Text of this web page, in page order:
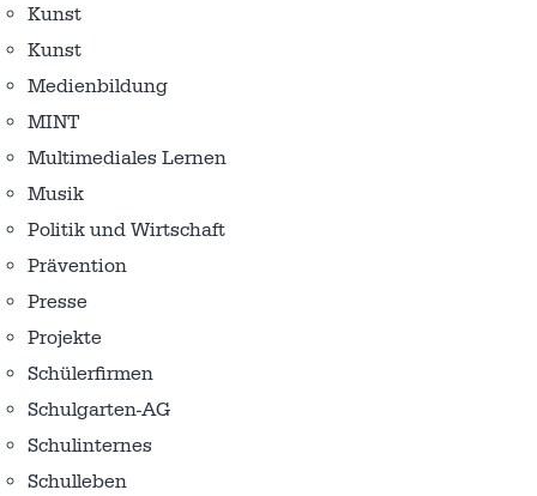
Kunst
Kunst
Medienbildung
MINT
Multimediales Lernen
Musik
Politik und Wirtschaft
Prävention
Presse
Projekte
Schülerfirmen
Schulgarten-AG
Schulinternes
Schulleben